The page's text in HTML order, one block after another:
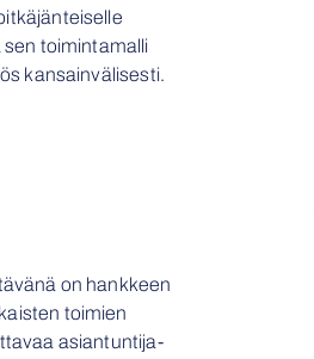
toimintamalli
kansainvälisesti.
on hankkeen
toimien
asiantuntija-